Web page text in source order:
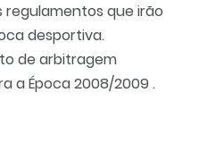
que irão
desportiva.
de arbitragem
a Época 2008/2009 .